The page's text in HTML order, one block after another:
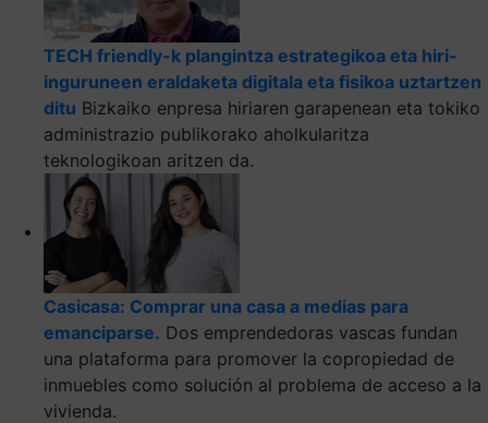
TECH friendly-k plangintza estrategikoa eta hiri-
inguruneen eraldaketa digitala eta fisikoa uztartzen
ditu Bizkaiko enpresa hiriaren garapenean eta tokiko
administrazio publikorako aholkularitza
teknologikoan aritzen da.
Casicasa: Comprar una casa a medias para
emanciparse. Dos emprendedoras vascas fundan
una plataforma para promover la copropiedad de
inmuebles como solución al problema de acceso a la
vivienda.